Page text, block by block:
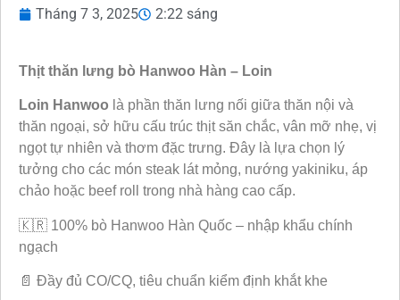
Tháng 7 3, 2025 2:22 sáng
Thịt thăn lưng bò Hanwoo Hàn – Loin
Loin Hanwoo là phần thăn lưng nối giữa thăn nội và
thăn ngoại, sở hữu cấu trúc thịt săn chắc, vân mỡ nhẹ, vị
ngọt tự nhiên và thơm đặc trưng. Đây là lựa chọn lý
tưởng cho các món steak lát mỏng, nướng yakiniku, áp
chảo hoặc beef roll trong nhà hàng cao cấp.
🇰🇷 100% bò Hanwoo Hàn Quốc – nhập khẩu chính
ngạch
📄 Đầy đủ CO/CQ, tiêu chuẩn kiểm định khắt khe